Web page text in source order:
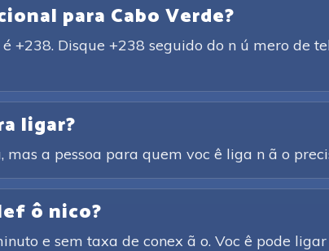
para Cabo Verde?
+238. Disque +238 seguido do n ú mero de
ligar?
a pessoa para quem voc ê liga n ã o
ô nico?
e sem taxa de conex ã o. Voc ê pode